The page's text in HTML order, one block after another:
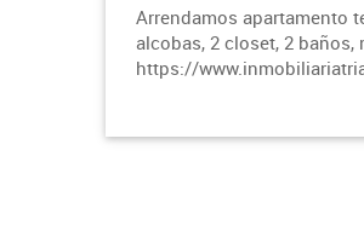
Arrendamos apartamento
alcobas, 2 closet, 2 baños,
https://